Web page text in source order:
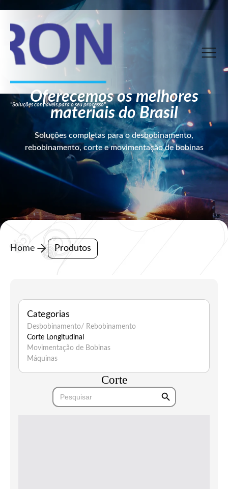
"Soluções confiáveis para o seu processo"
Oferecemos os melhores
materiais do Brasil
Soluções completas para o desbobinamento,
rebobinamento, corte e movimentação de bobinas
Home Produtos
Categorias
Desbobinamento/ Rebobinamento
Corte Longitudinal
Movimentação de Bobinas
Máquinas
Corte
Search
for:
Search Button